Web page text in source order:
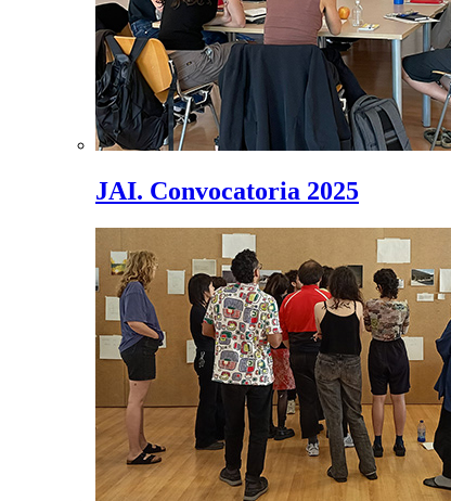
JAI. Convocatoria 2025